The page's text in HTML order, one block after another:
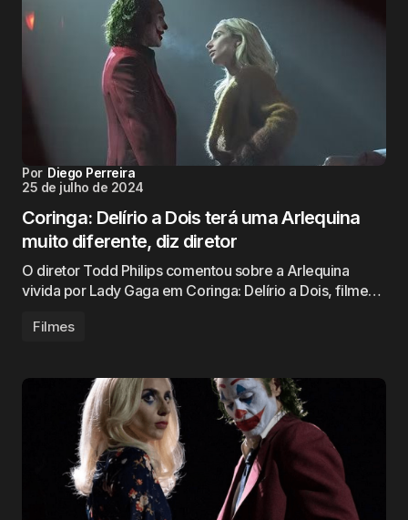
Por Diego Perreira
25 de julho de 2024
Coringa: Delírio a Dois terá uma Arlequina
muito diferente, diz diretor
O diretor Todd Philips comentou sobre a Arlequina
vivida por Lady Gaga em Coringa: Delírio a Dois, filme…
Filmes